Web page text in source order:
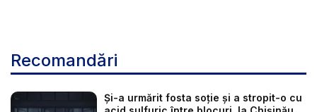
Recomandări
Și-a urmărit fosta soție și a stropit-o cu